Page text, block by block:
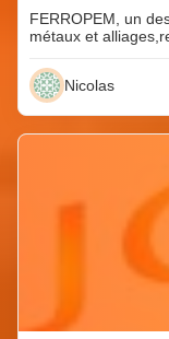
FERROPEM, un
métaux et
Nicolas